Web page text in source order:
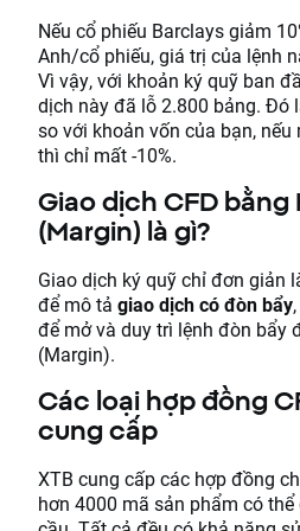
Nếu cổ phiếu Barclays giảm
Anh/cổ phiếu, giá trị của lệnh
Vì vậy, với khoản ký quỹ ban
dịch này đã lỗ 2.800 bảng. Đó
so với khoản vốn của bạn,
thì chỉ mất -10%.
Giao dịch CFD bằng
(Margin) là gì?
Giao dịch ký quỹ chỉ đơn giản
để mô tả giao dịch có đòn bẩy
để mở và duy trì lệnh đòn bẩy
(Margin).
Các loại hợp đồng
cung cấp
XTB cung cấp các hợp đồng
hơn 4000 mã sản phẩm có